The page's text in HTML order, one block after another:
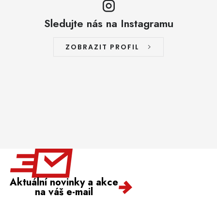
Sledujte nás na Instagramu
ZOBRAZIT PROFIL
Aktuální novinky a akce
na váš e-mail